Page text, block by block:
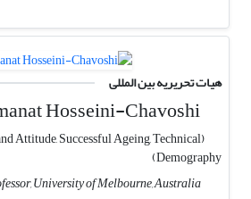
هیات تحریریه بین المللی
Meimanat Hosseini-Chavoshi
Attitude, Successful Ageing, Technical
Demography)
University of Melbourne, Australia